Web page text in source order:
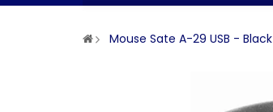
Mouse Sate A-29 USB - Black